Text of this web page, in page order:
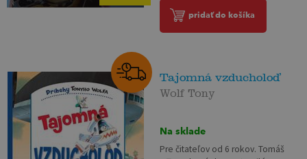
pridať do košíka
Tajomná vzducholoď
Wolf Tony
Na sklade
Pre čitateľov od 6 rokov. Tomáš